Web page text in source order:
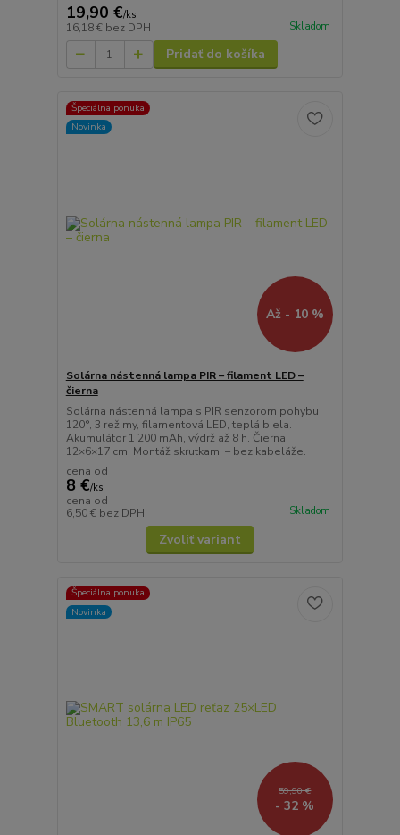
19,90 €/ks
16,18 € bez DPH Skladom
Pridať do košíka
Špeciálna ponuka
Novinka
Až - 10 %
Solárna nástenná lampa PIR – filament LED –
čierna
Solárna nástenná lampa s PIR senzorom pohybu
120°, 3 režimy, filamentová LED, teplá biela.
Akumulátor 1 200 mAh, výdrž až 8 h. Čierna,
12×6×17 cm. Montáž skrutkami – bez kabeláže.
cena od
8 €/ks
cena od
6,50 € bez DPH Skladom
Zvoliť variant
Špeciálna ponuka
Novinka
59,90 €
- 32 %